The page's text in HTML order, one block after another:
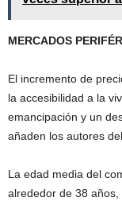
MERCADOS
El incremento de
la accesibilidad a la
emancipación y un
añaden los autores
La edad media del
alrededor de 38